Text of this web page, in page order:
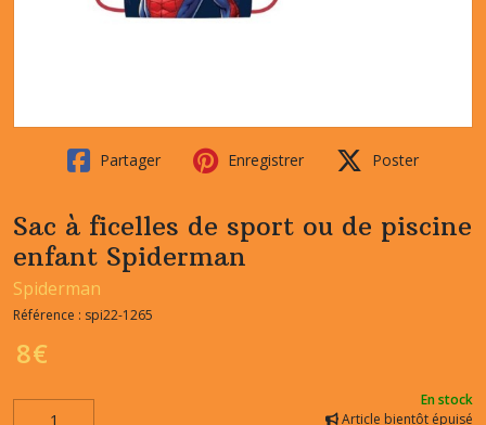
Partager Enregistrer Poster
Sac à ficelles de sport ou de piscine
enfant Spiderman
Spiderman
Référence : spi22-1265
8€
En stock
Article bientôt épuisé